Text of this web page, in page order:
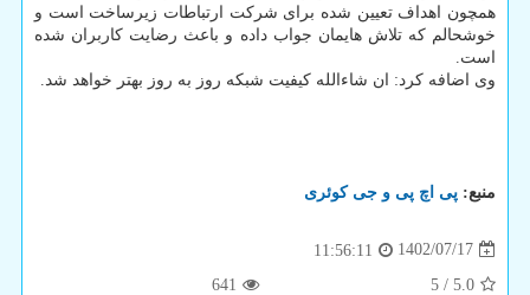
همچون اهداف تعیین شده برای شرکت ارتباطات زیرساخت است و
خوشحالم که تلاش هایمان جواب داده و باعث رضایت کاربران شده
است.
وی اضافه کرد: ان شاءالله کیفیت شبکه روز به روز بهتر خواهد شد.
منبع: پی اچ پی و جی كوئری
1402/07/17
11:56:11
5.0
/
5
641